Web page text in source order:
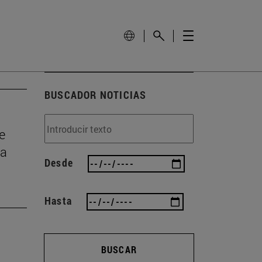
BUSCADOR NOTICIAS
Desde
Hasta
BUSCAR